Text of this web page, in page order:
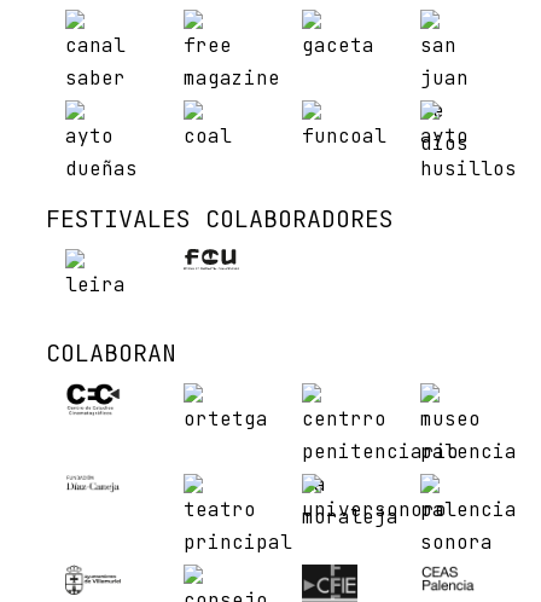
FESTIVALES COLABORADORES
COLABORAN